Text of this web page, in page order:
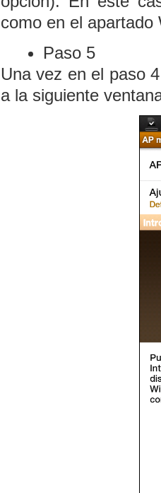
como en el
Paso 5
Una vez en el paso
a la siguiente